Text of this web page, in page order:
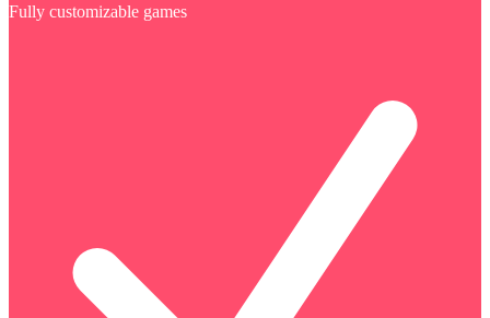
Fully customizable games